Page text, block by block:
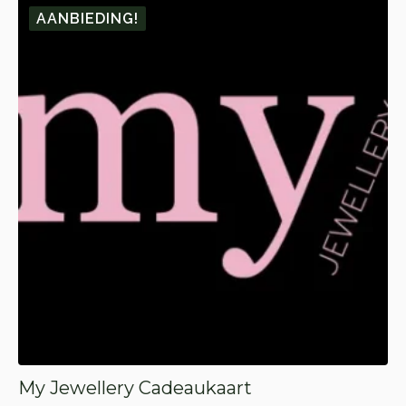
AANBIEDING!
My Jewellery Cadeaukaart